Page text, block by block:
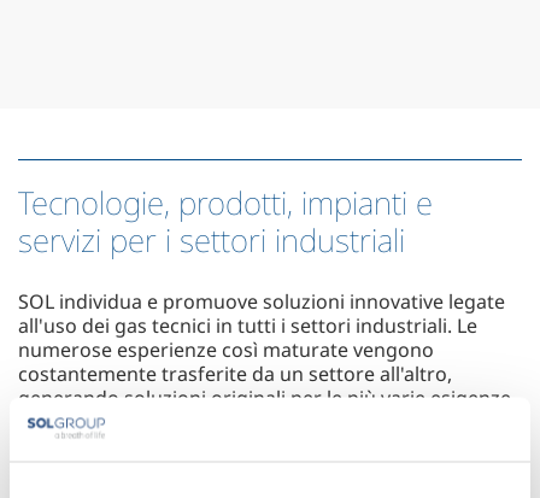
Tecnologie, prodotti, impianti e
servizi per i settori industriali
SOL individua e promuove soluzioni innovative legate
all'uso dei gas tecnici in tutti i settori industriali. Le
numerose esperienze così maturate vengono
costantemente trasferite da un settore all'altro,
generando soluzioni originali per le più varie esigenze
dell'industria.